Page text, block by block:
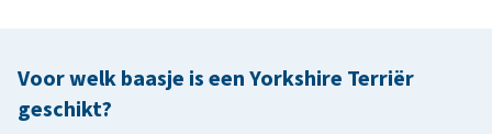
staar
progressieve retina
atrofie
karakter, maar is vaak iets minder fel en waaks dan de Yorkie.
Dwergkeeshond
Voor welk baasje is een Yorkshire Terriër
geschikt?